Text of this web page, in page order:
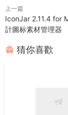
上一篇
IconJar 2.11.4 for
計圖标素材管理器
猜你喜歡